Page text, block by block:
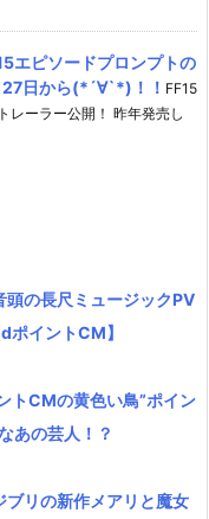
エピソードプロンプトの
27日から(*´∀`*)！！ FF15
ーラー公開！ 昨年発売し
頭の長尺ミュージックPV
イントCM】
トCMの黄色い鳥”ポイン
あの芸人！？
ブリの新作メアリと魔女